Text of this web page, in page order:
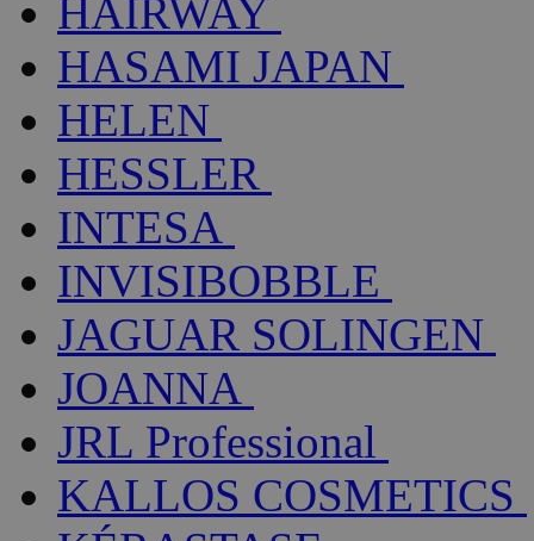
HAIRWAY
HASAMI JAPAN
HELEN
HESSLER
INTESA
INVISIBOBBLE
JAGUAR SOLINGEN
JOANNA
JRL Professional
KALLOS COSMETICS